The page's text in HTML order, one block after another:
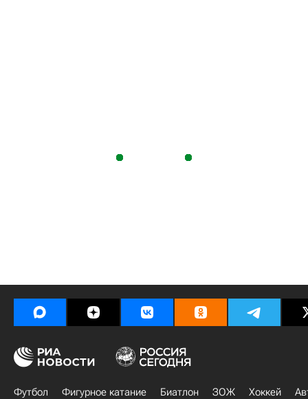
Футбол Фигурное катание Биатлон ЗОЖ Хоккей